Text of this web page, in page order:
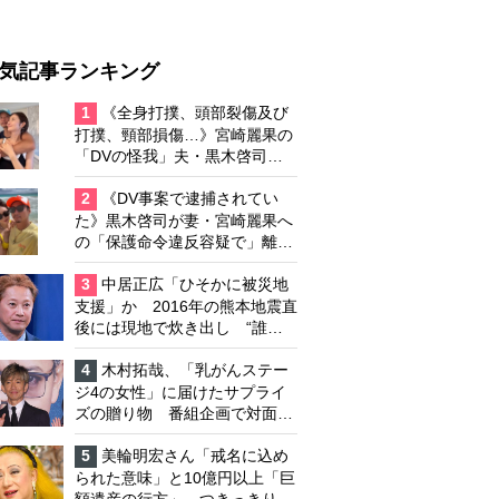
記事ランキング
1
《全身打撲、頭部裂傷及び
打撲、頸部損傷…》宮崎麗果の
「DVの怪我」夫・黒木啓司の
逮捕で始まる「夫婦の闘争」
2
《DV事案で逮捕されてい
た》黒木啓司が妻・宮崎麗果へ
の「保護命令違反容疑で」離婚
協議は「第二ステージ」へ
3
中居正広「ひそかに被災地
支援」か 2016年の熊本地震直
後には現地で炊き出し “誰に
も知られなくて良い”と、むし
ろ強まる福祉活動への思い
4
木村拓哉、「乳がんステー
ジ4の女性」に届けたサプライ
ズの贈り物 番組企画で対面し
たファンが、夢と希望を与える
心遣いに「うれしくて号泣しま
した」
5
美輪明宏さん「戒名に込め
られた意味」と10億円以上「巨